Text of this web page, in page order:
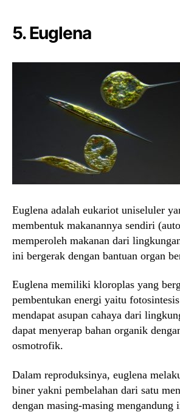
5. Euglena
Euglena adalah eukariot uniseluler
membentuk makanannya sendiri
memperoleh makanan dari
ini bergerak dengan bantuan organ
Euglena memiliki kloroplas yang
pembentukan energi yaitu
mendapat asupan cahaya dari
dapat menyerap bahan organik
osmotrofik.
Dalam reproduksinya, euglena
biner yakni pembelahan dari satu
dengan masing-masing mengandung